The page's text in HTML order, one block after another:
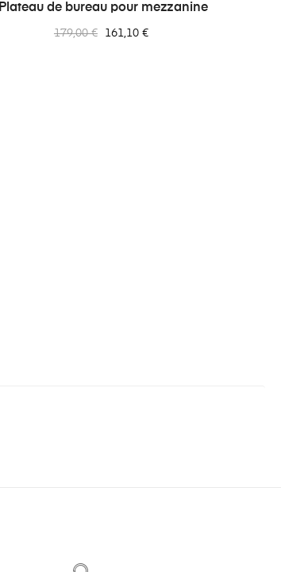
Plateau de bureau pour mezzanine
Prix
179,00 € Prix
161,10 €